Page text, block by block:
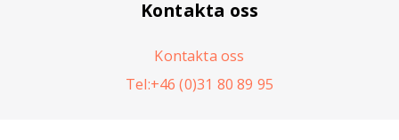
Kontakta oss
Kontakta oss
Tel:+46 (0)31 80 89 95